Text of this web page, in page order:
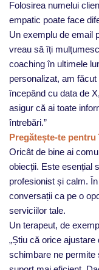
Folosirea numelui
empatic poate face
Un exemplu de email
vreau să îți
coaching în ultimele
personalizat, am
începând cu data de
asigur că ai toate
întrebări.”
Pregătește-te
Oricât de bine ai
obiecții. Este esențial
profesionist și calm.
conversații ca pe o
serviciilor tale.
Un terapeut, de
„Știu că orice
schimbare ne permite